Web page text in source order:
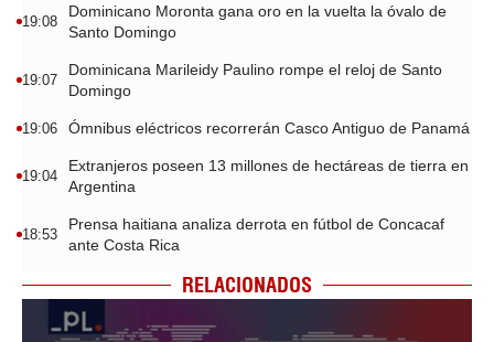
19:08
Dominicano Moronta gana oro en la vuelta la óvalo de
Santo Domingo
19:07
Dominicana Marileidy Paulino rompe el reloj de Santo
Domingo
19:06 Ómnibus eléctricos recorrerán Casco Antiguo de Panamá
19:04
Extranjeros poseen 13 millones de hectáreas de tierra en
Argentina
18:53
Prensa haitiana analiza derrota en fútbol de Concacaf
ante Costa Rica
RELACIONADOS